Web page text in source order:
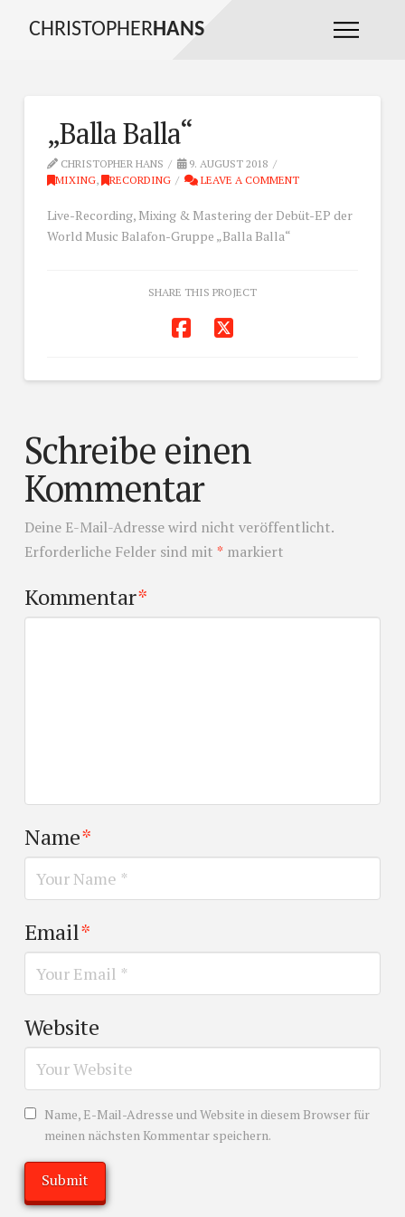
CHRISTOPHERHANS
„Balla Balla“
CHRISTOPHER HANS
9. AUGUST 2018
MIXING, RECORDING LEAVE A COMMENT
Live-Recording, Mixing & Mastering der Debüt-EP der
World Music Balafon-Gruppe „Balla Balla“
SHARE THIS PROJECT
Schreibe einen
Kommentar
Deine E-Mail-Adresse wird nicht veröffentlicht.
Erforderliche Felder sind mit * markiert
Kommentar*
Name*
Email*
Website
Name, E-Mail-Adresse und Website in diesem Browser für
meinen nächsten Kommentar speichern.